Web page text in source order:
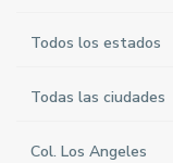
Todos los estados
Todas las ciudades
Col. Los Angeles